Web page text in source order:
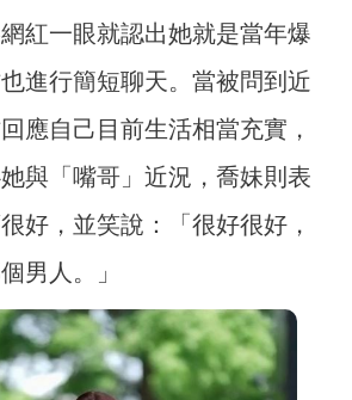
紅一眼就認出她就是當年爆
進行簡短聊天。當被問到近
應自己目前生活相當充實，
與「嘴哥」近況，喬妹則表
好，並笑說：「很好很好，
男人。」